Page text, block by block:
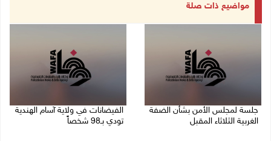
مواضيع ذات صلة
جلسة لمجلس الأمن بشأن الضفة
الغربية الثلاثاء المقبل
الفيضانات في ولاية آسام الهندية
تودي بـ98 شخصاً